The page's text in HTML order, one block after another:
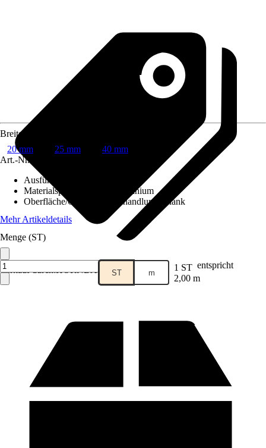
Verkauf durch:HORNBACH
Breite
20 mm
25 mm
40 mm
Art.-Nr.
Ausführung
Materialspezifizierung
Aluminium
Oberfläche/Oberflächenbehandlung
Blank
Mehr Artikeldetails
Menge (ST)
ST m 1 ST entspricht
2,00 m